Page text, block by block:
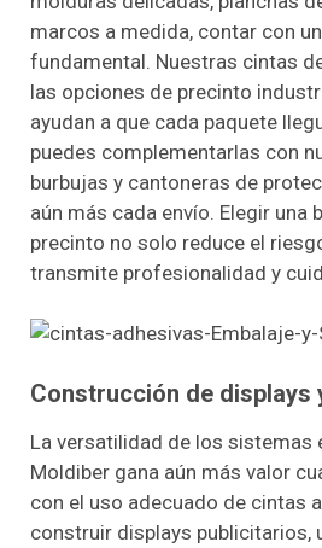
marcos a medida, contar con
fundamental. Nuestras cintas
las opciones de precinto
ayudan a que cada paquete
puedes complementarlas con
burbujas y cantoneras de
aún más cada envío. Elegir una
precinto no solo reduce el
transmite profesionalidad y
Construcción de displays
La versatilidad de los sistemas
Moldiber gana aún más valor
con el uso adecuado de cintas
construir displays publicitarios,